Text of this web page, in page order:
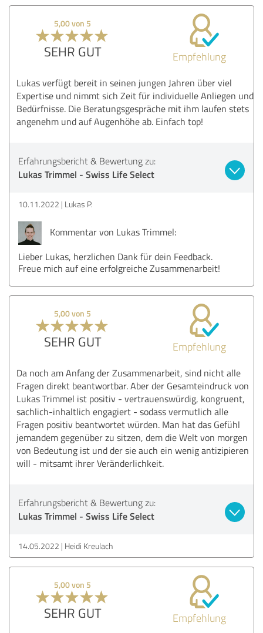
5,00 von 5
SEHR GUT Empfehlung
Lukas verfügt bereit in seinen jungen Jahren über viel
Expertise und nimmt sich Zeit für individuelle Anliegen und
Bedürfnisse. Die Beratungsgespräche mit ihm laufen stets
angenehm und auf Augenhöhe ab. Einfach top!
Erfahrungsbericht & Bewertung zu:
Lukas Trimmel - Swiss Life Select
10.11.2022 Lukas P.
Kommentar von Lukas Trimmel:
Lieber Lukas, herzlichen Dank für dein Feedback.
Freue mich auf eine erfolgreiche Zusammenarbeit!
5,00 von 5
SEHR GUT Empfehlung
Da noch am Anfang der Zusammenarbeit, sind nicht alle
Fragen direkt beantwortbar. Aber der Gesamteindruck von
Lukas Trimmel ist positiv - vertrauenswürdig, kongruent,
sachlich-inhaltlich engagiert - sodass vermutlich alle
Fragen positiv beantwortet würden. Man hat das Gefühl
jemandem gegenüber zu sitzen, dem die Welt von morgen
von Bedeutung ist und der sie auch ein wenig antizipieren
will - mitsamt ihrer Veränderlichkeit.
Erfahrungsbericht & Bewertung zu:
Lukas Trimmel - Swiss Life Select
14.05.2022 Heidi Kreulach
5,00 von 5
SEHR GUT Empfehlung